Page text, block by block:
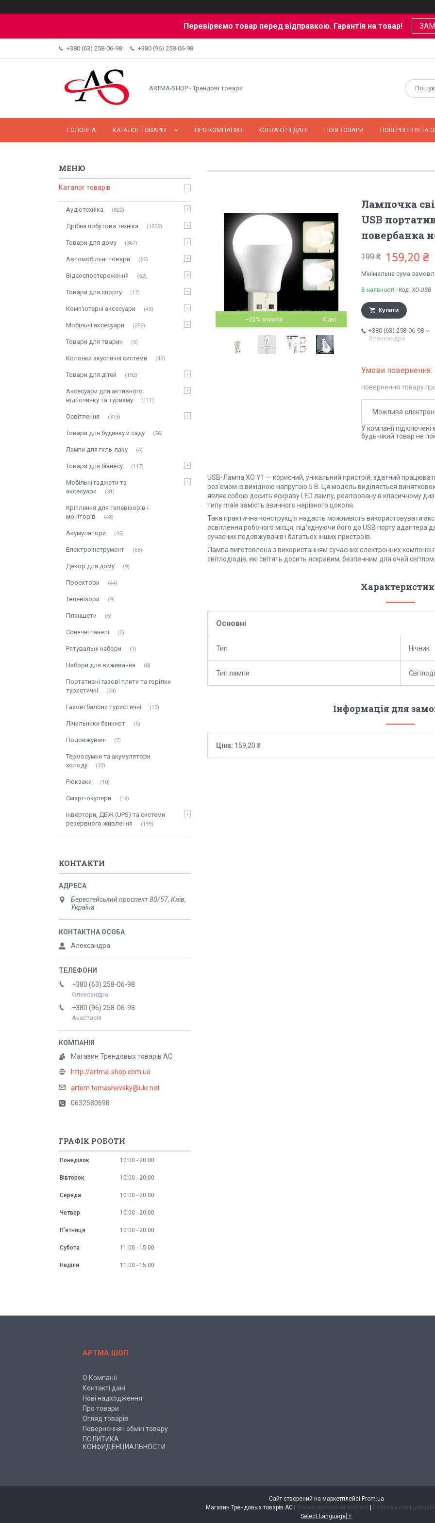
Перевіряємо товар перед відправкою. Гарантія на товар!
+380 (63) 258-06-98 +380 (96) 258-06-98
ARTMA-SHOP - Трендові товари
ГОЛОВНА КАТАЛОГ ТОВАРІВ ПРО КОМПАНІЮ КОНТАКТНІ ДАНІ НОВІ ТОВАРИ ПОВЕРНЕННЯ ТА
–20% 4 дні
Лампочка
USB
повербанка
199 ₴ 159,20 ₴
Мінімальна сума
В наявності Код: XO-USB
Купити
+380 (63) 258-06-98
Олександра
повернення товару
У компанії
будь-який товар не
USB-Лампа XO Y1 — корисний, унікальний пристрій, здатний
роз'ємом із вихідною напругою 5 В. Ця модель виділяється
являє собою досить яскраву LED лампу, реалізовану в класичному
типу male замість звичного нарізного цоколя.
Така практична конструкція надасть можливість використовувати
освітлення робочого місця, під'єднуючи його до USB порту адаптера
сучасних подовжувачів і багатьох інших пристроїв.
Лампа виготовлена з використанням сучасних електронних
світлодіодів, які світять досить яскравим, безпечним для очей світлом.
Основні
Тип Нічник
Тип лампи
Інформація для
Ціна: 159,20 ₴
Каталог товарів
Аудіотехніка 822
Дрібна побутова техніка 1535
Товари для дому 367
Автомобільні товари 82
Відеоспостереження 52
Товари для спорту 17
Комп'ютерні аксесуари 45
Мобільні аксесуари 256
Товари для тварин 5
Колонки акустичні системи 43
Товари для дітей 192
Аксесуари для активного
відпочинку та туризму
111
Освітлення 373
Товари для будинку й саду 56
Лампи для гкль-лаку 4
Товари для бізнесу 117
Мобільні гаджети та
аксесуари
31
Кріплення для телевізорів і
моніторів
48
Акумулятори 45
Електроінструмент 68
Декор для дому 9
Проектори 44
Телевізори 9
Планшети 5
Сонячні панелі 5
Рятувальні набори 1
Набори для виживання 8
Портативні газові плити та горілки
туристичні
34
Газові балони туристичні 15
Лічильники банкнот 5
Подовжувачі 7
Термосумки та акумулятори
холоду
22
Рюкзаки 10
Смарт-окуляри 18
Інвертори, ДБЖ (UPS) та системи
резервного живлення
199
КОНТАКТИ
Берестейський проспект 80/57, Київ,
Україна
Александра
+380 (63) 258-06-98
Олександра
+380 (96) 258-06-98
Анастасія
Магазин Трендовых товарів АС
http://artma-shop.com.ua
artem.tomashevsky@ukr.net
0632580698
ГРАФІК РОБОТИ
Понеділок 10:00 20:00
Вівторок 10:00 20:00
Середа 10:00 20:00
Четвер 10:00 20:00
Пʼятниця 10:00 20:00
Субота 11:00 15:00
Неділя 11:00 15:00
АРТМА ШОП
О Компанії
Контакті дані
Нові надходження
Про товари
Огляд товарів
Повернення і обмін товару
ПОЛИТИКА
КОНФИДЕНЦИАЛЬНОСТИ
Сайт створений на маркетплейсі Prom.ua
Магазин Трендовых товарів АС | Поскаржитися на контент | Політика
Select Language ▼